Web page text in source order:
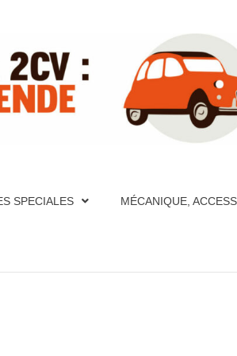
PHOTOS, AIDE MÉCANIQUE
DÉTAILLÉES DE TOUTES
SPECIALES MÉCANIQUE,